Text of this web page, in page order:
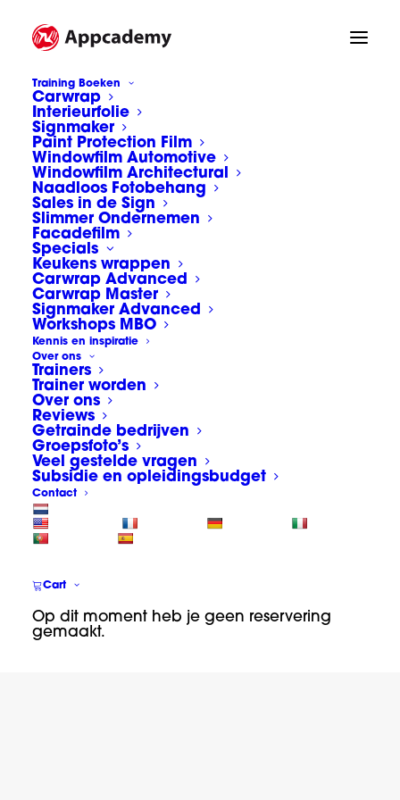
Training Boeken
Carwrap
Interieurfolie
Signmaker
Paint Protection Film
Windowfilm Automotive
Windowfilm Architectural
Naadloos Fotobehang
Sales in de Sign
Slimmer Ondernemen
Facadefilm
Specials
Keukens wrappen
Carwrap Advanced
Carwrap Master
Signmaker Advanced
Workshops MBO
Kennis en inspiratie
Over ons
Trainers
Trainer worden
Over ons
Reviews
Getrainde bedrijven
Groepsfoto’s
Veel gestelde vragen
Subsidie en opleidingsbudget
Contact
Cart
Op dit moment heb je geen reservering
gemaakt.
Home Naadloos behang